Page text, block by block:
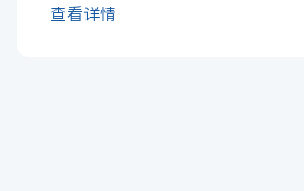
查看详情